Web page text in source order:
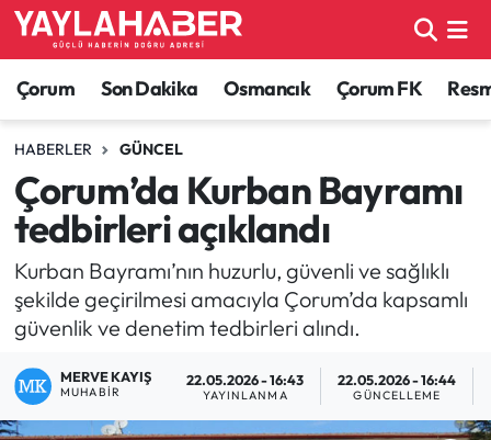
Çorum Son Dakika Osmancık Çorum FK
HABERLER GÜNCEL
Çorum’da Kurban Bayramı
tedbirleri açıklandı
Kurban Bayramı’nın huzurlu, güvenli ve sağlıklı
şekilde geçirilmesi amacıyla Çorum’da kapsamlı
güvenlik ve denetim tedbirleri alındı.
MERVE KAYIŞ
MUHABIR
22.05.2026 - 16:43
YAYINLANMA
22.05.2026 - 16:44
GÜNCELLEME
Alaca Haberleri
Bayat Haberleri
Bilgi - Keşfet Haberleri
Bilim ve Teknoloji
Boğazkale Haberleri
Çorum Son Dakika Haberleri
Çorum Nöbetçi Eczaneler
Çorum Hava Durumu
Çorum Namaz Vakitleri
Çorum Trafik Yoğunluk Haritası
TFF 1.Lig Puan Durumu ve Fikstür
Son Dakika Haberleri